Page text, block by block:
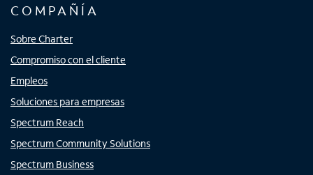
COMPAÑÍA
Sobre Charter
Compromiso con el cliente
Empleos
Soluciones para empresas
Spectrum Reach
Spectrum Community Solutions
Spectrum Business